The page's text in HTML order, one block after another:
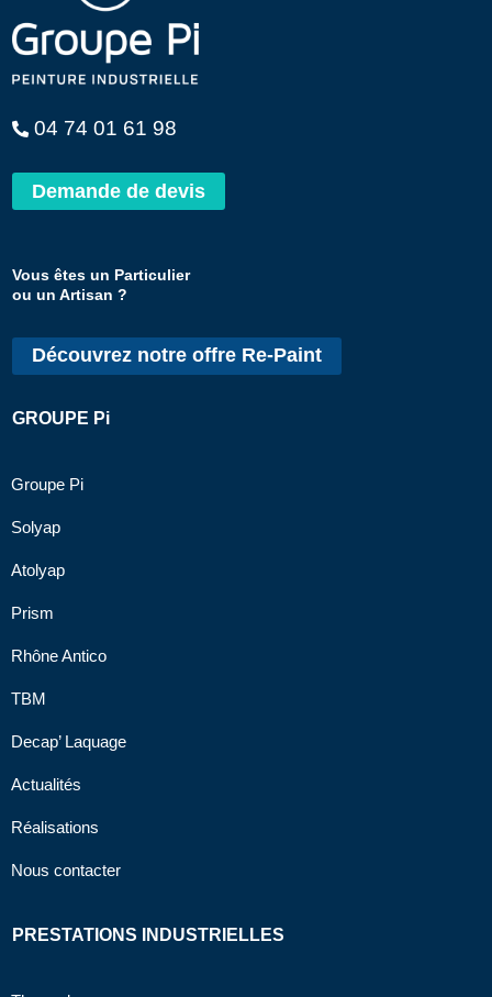
04 74 01 61 98
Demande de devis
Vous êtes un Particulier
ou un Artisan ?
Découvrez notre offre Re-Paint
GROUPE Pi
Groupe Pi
Solyap
Atolyap
Prism
Rhône Antico
TBM
Decap’ Laquage
Actualités
Réalisations
Nous contacter
PRESTATIONS INDUSTRIELLES